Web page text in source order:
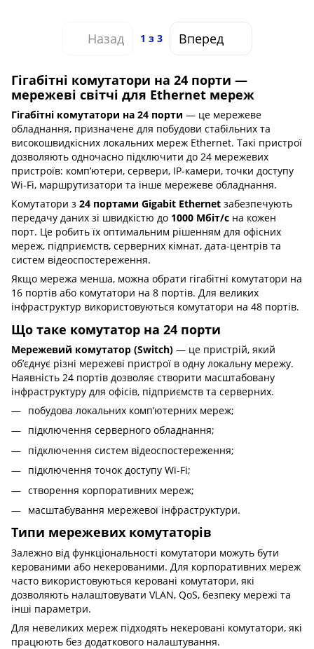
Назад 1 з 3 Вперед
Гігабітні комутатори на 24 порти —
мережеві світчі для Ethernet мереж
Гігабітні комутатори на 24 порти — це мережеве
обладнання, призначене для побудови стабільних та
високошвидкісних локальних мереж Ethernet. Такі пристрої
дозволяють одночасно підключити до 24 мережевих
пристроїв: комп’ютери, сервери, IP-камери, точки доступу
Wi-Fi, маршрутизатори та інше мережеве обладнання.
Комутатори з 24 портами Gigabit Ethernet забезпечують
передачу даних зі швидкістю до 1000 Мбіт/с на кожен
порт. Це робить їх оптимальним рішенням для офісних
мереж, підприємств, серверних кімнат, дата-центрів та
систем відеоспостереження.
Якщо мережа менша, можна обрати гігабітні комутатори на
16 портів або комутатори на 8 портів. Для великих
інфраструктур використовуються комутатори на 48 портів.
Що таке комутатор на 24 порти
Мережевий комутатор (Switch) — це пристрій, який
об’єднує різні мережеві пристрої в одну локальну мережу.
Наявність 24 портів дозволяє створити масштабовану
інфраструктуру для офісів, підприємств та серверних.
побудова локальних комп’ютерних мереж;
підключення серверного обладнання;
підключення систем відеоспостереження;
підключення точок доступу Wi-Fi;
створення корпоративних мереж;
масштабування мережевої інфраструктури.
Типи мережевих комутаторів
Залежно від функціональності комутатори можуть бути
керованими або некерованими. Для корпоративних мереж
часто використовуються керовані комутатори, які
дозволяють налаштовувати VLAN, QoS, безпеку мережі та
інші параметри.
Для невеликих мереж підходять некеровані комутатори, які
працюють без додаткового налаштування.